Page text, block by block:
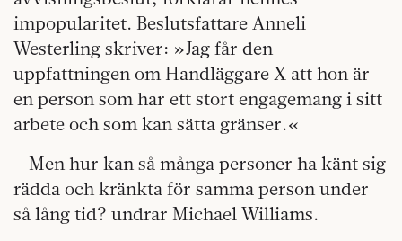
impopularitet. Beslutsfattare Anneli
Westerling skriver: »Jag får den
uppfattningen om Handläggare X att hon är
en person som har ett stort engagemang i sitt
arbete och som kan sätta gränser.«
– Men hur kan så många personer ha känt sig
rädda och kränkta för samma person under
så lång tid? undrar Michael Williams.